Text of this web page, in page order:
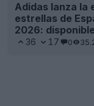
Adidas lanza la
estrellas de
2026:
36 17 0